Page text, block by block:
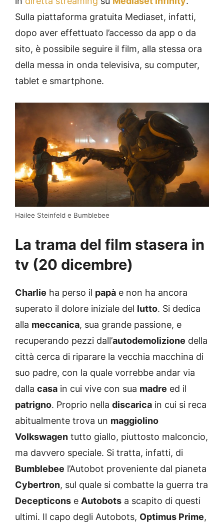
Sulla piattaforma gratuita Mediaset, infatti,
dopo aver effettuato l’accesso da app o da
sito, è possibile seguire il film, alla stessa ora
della messa in onda televisiva, su computer,
tablet e smartphone.
Hailee Steinfeld e Bumblebee
La trama del film stasera in
tv (20 dicembre)
Charlie ha perso il papà e non ha ancora
superato il dolore iniziale del lutto. Si dedica
alla meccanica, sua grande passione, e
recuperando pezzi dall’autodemolizione della
città cerca di riparare la vecchia macchina di
suo padre, con la quale vorrebbe andar via
dalla casa in cui vive con sua madre ed il
patrigno. Proprio nella discarica in cui si reca
abitualmente trova un maggiolino
Volkswagen tutto giallo, piuttosto malconcio,
ma davvero speciale. Si tratta, infatti, di
Bumblebee l’Autobot proveniente dal pianeta
Cybertron, sul quale si combatte la guerra tra
Decepticons e Autobots a scapito di questi
ultimi. Il capo degli Autobots, Optimus Prime,